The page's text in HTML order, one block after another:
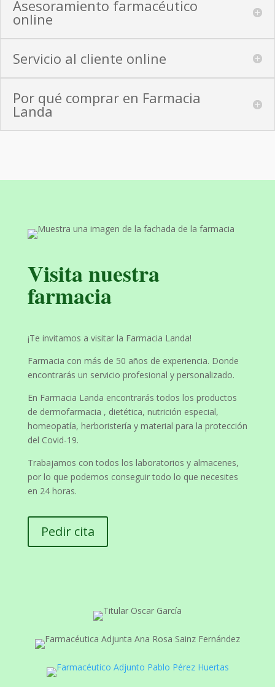
Asesoramiento farmacéutico
online
Servicio al cliente online
Por qué comprar en Farmacia
Landa
Visita nuestra
farmacia
¡Te invitamos a visitar la Farmacia Landa!
Farmacia con más de 50 años de experiencia. Donde
encontrarás un servicio profesional y personalizado.
En Farmacia Landa encontrarás todos los productos
de dermofarmacia , dietética, nutrición especial,
homeopatía, herboristería y material para la protección
del Covid-19.
Trabajamos con todos los laboratorios y almacenes,
por lo que podemos conseguir todo lo que necesites
en 24 horas.
Pedir cita